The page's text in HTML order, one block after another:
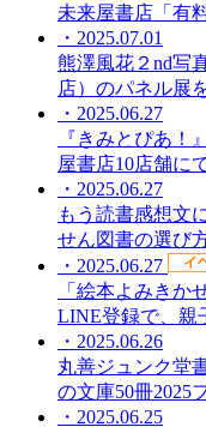
未来屋書店「有
・2025.07.01
熊澤風花２nd写
店）のパネル展
・2025.06.27
『きみとぴあ！
屋書店10店舗に
・2025.06.27
もう読書感想文
せん図書の選び
・2025.06.27
「絵本よみきか
LINE登録で、親
・2025.06.26
丸善ジュンク堂
の文庫50冊2025
・2025.06.25